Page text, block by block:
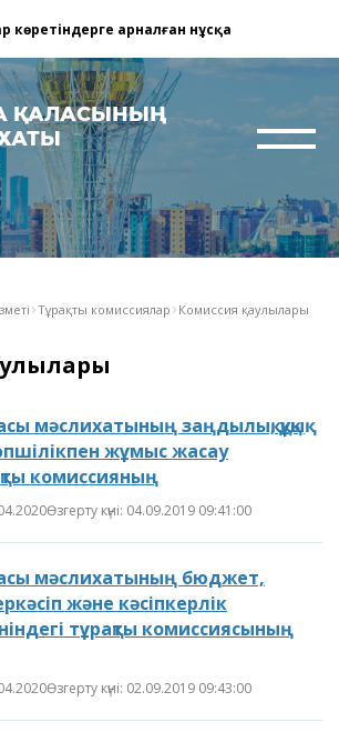
көретіндерге арналған нұсқа
ҚАЛАСЫНЫҢ
Тұрақты комиссиялар Комиссия қаулылары
мәслихатының заңдылық, құқық
жұмыс жасау
комиссияның
Өзгерту күні: 04.09.2019 09:41:00
мәслихатының бюджет,
және кәсіпкерлік
тұрақты комиссиясының
Өзгерту күні: 02.09.2019 09:43:00